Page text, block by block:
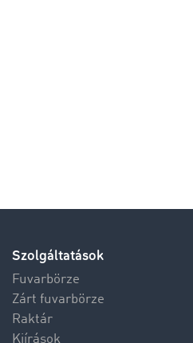
Szolgáltatások
Fuvarbörze
Zárt fuvarbörze
Raktár
Kiírások